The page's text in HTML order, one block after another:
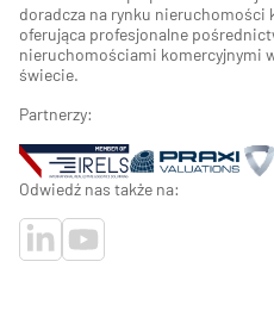
doradcza na rynku nieruchomości
oferująca profesjonalne
nieruchomościami komercyjnymi
świecie.
Partnerzy:
Odwiedź nas także na: